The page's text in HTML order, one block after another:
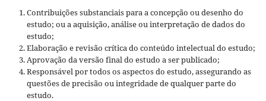
Contribuições substanciais para a concepção ou desenho do
estudo; ou a aquisição, análise ou interpretação de dados do
estudo;
Elaboração e revisão crítica do conteúdo intelectual do estudo;
Aprovação da versão final do estudo a ser publicado;
Responsável por todos os aspectos do estudo, assegurando as
questões de precisão ou integridade de qualquer parte do
estudo.